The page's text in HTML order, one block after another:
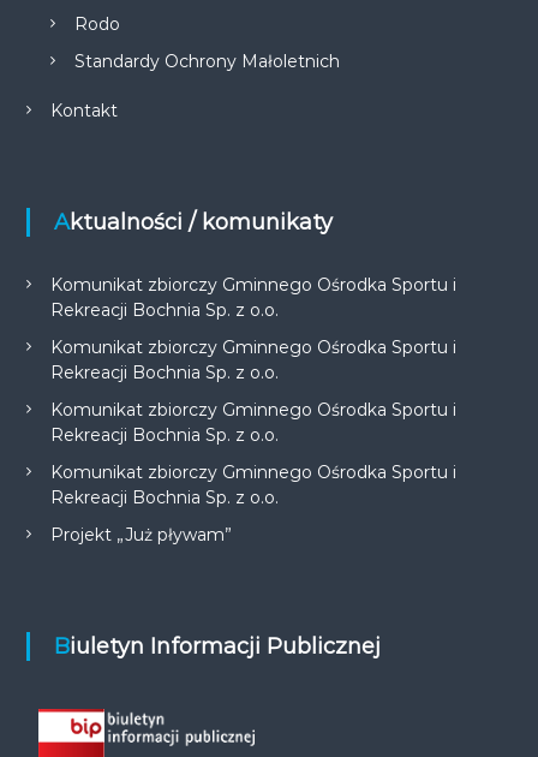
Rodo
Standardy Ochrony Małoletnich
Kontakt
Aktualności / komunikaty
Komunikat zbiorczy Gminnego Ośrodka Sportu i
Rekreacji Bochnia Sp. z o.o.
Komunikat zbiorczy Gminnego Ośrodka Sportu i
Rekreacji Bochnia Sp. z o.o.
Komunikat zbiorczy Gminnego Ośrodka Sportu i
Rekreacji Bochnia Sp. z o.o.
Komunikat zbiorczy Gminnego Ośrodka Sportu i
Rekreacji Bochnia Sp. z o.o.
Projekt „Już pływam”
Biuletyn Informacji Publicznej